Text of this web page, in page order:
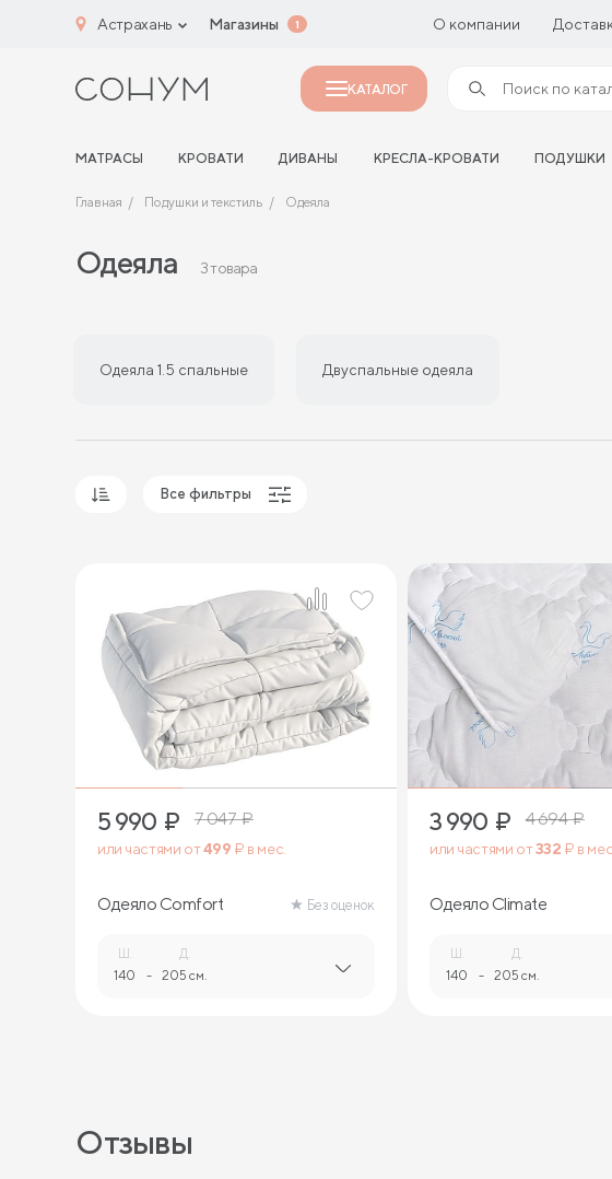
Астрахань Магазины 1 О компании
КАТАЛОГ
МАТРАСЫ КРОВАТИ ДИВАНЫ КРЕСЛА-КРОВАТИ ПОДУШКИ
Главная Подушки и текстиль Одеяла
Одеяла 3 товара
Одеяла 1.5 спальные Двуспальные одеяла
Сначала дорогие
Все фильтры
5 990 ₽ 7 047₽
или частями от499 ₽ в мес.
Одеяло Comfort Без оценок
Ш.
140 -
Д.
205 см.
3 990 ₽ 4 694₽
или частями от332 ₽ в мес.
Одеяло Climate
Ш.
140 -
Д.
205 см.
Отзывы